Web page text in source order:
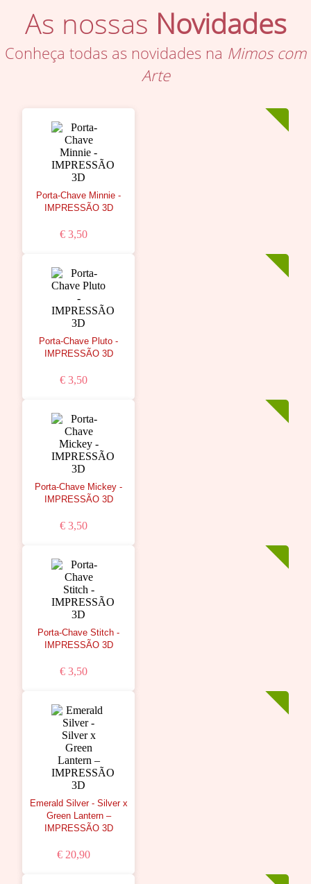
As nossas Novidades
Conheça todas as novidades na Mimos com
Arte
Porta-Chave Minnie -
IMPRESSÃO 3D
€ 3,50
Porta-Chave Pluto -
IMPRESSÃO 3D
€ 3,50
Porta-Chave Mickey -
IMPRESSÃO 3D
€ 3,50
Porta-Chave Stitch -
IMPRESSÃO 3D
€ 3,50
Emerald Silver - Silver x
Green Lantern –
IMPRESSÃO 3D
€ 20,90